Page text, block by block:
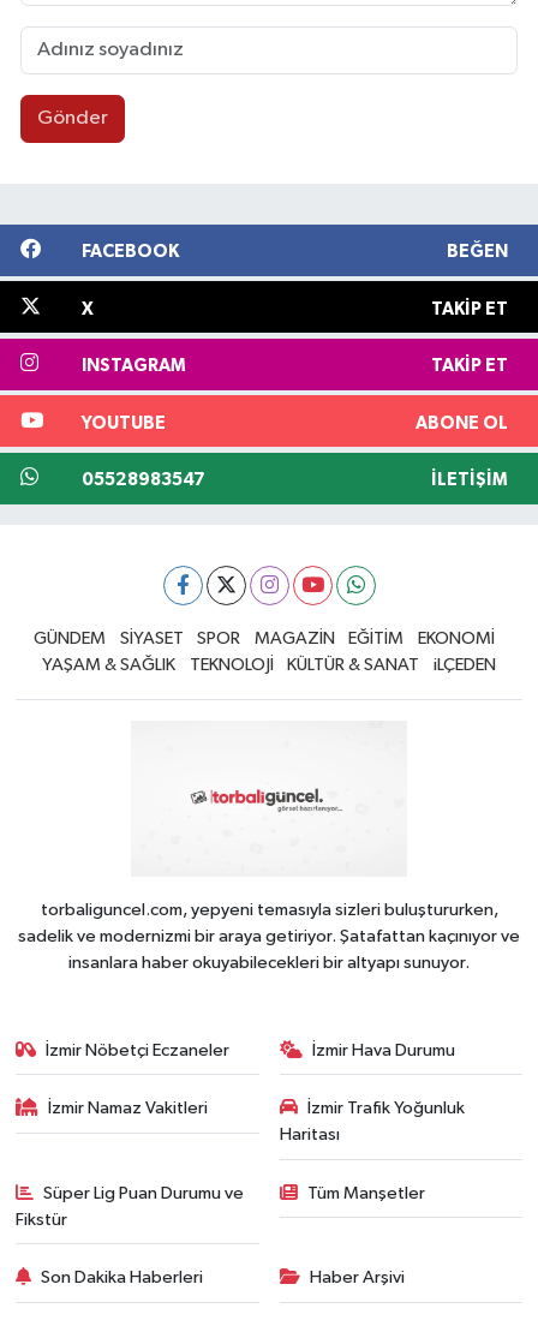
Gönder
FACEBOOK BEĞEN
X TAKIP ET
INSTAGRAM TAKIP ET
YOUTUBE ABONE OL
05528983547 İLETIŞIM
GÜNDEM SİYASET SPOR MAGAZİN EĞİTİM
EKONOMİ
YAŞAM & SAĞLIK
TEKNOLOJİ KÜLTÜR & SANAT iLÇEDEN
torbaliguncel.com, yepyeni temasıyla sizleri buluştururken,
sadelik ve modernizmi bir araya getiriyor. Şatafattan kaçınıyor ve
insanlara haber okuyabilecekleri bir altyapı sunuyor.
İzmir Nöbetçi Eczaneler İzmir Hava Durumu
İzmir Namaz Vakitleri
İzmir Trafik Yoğunluk
Haritası
Süper Lig Puan Durumu ve
Fikstür
Tüm Manşetler
Son Dakika Haberleri Haber Arşivi